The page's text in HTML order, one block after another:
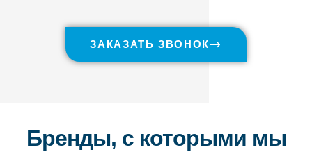
ЗАКАЗАТЬ ЗВОНОК
Бренды, с которыми мы